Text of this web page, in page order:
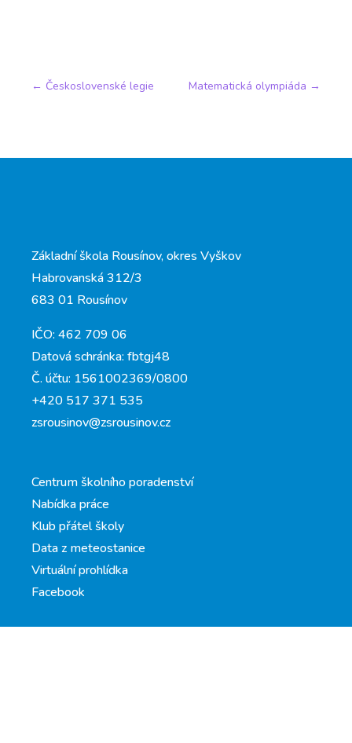
← Československé legie Matematická olympiáda →
Základní škola Rousínov, okres Vyškov
Habrovanská 312/3
683 01 Rousínov
IČO: 462 709 06
Datová schránka: fbtgj48
Č. účtu: 1561002369/0800
+420 517 371 535
zsrousinov@zsrousinov.cz
Centrum školního poradenství
Nabídka práce
Klub přátel školy
Data z meteostanice
Virtuální prohlídka
Facebook